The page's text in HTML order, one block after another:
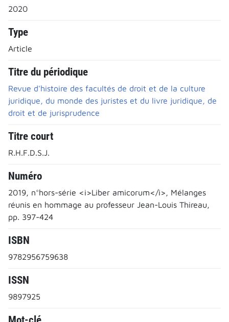
2020
Type
Article
Titre du périodique
Revue d'histoire des facultés de droit et de la culture
juridique, du monde des juristes et du livre juridique, de
droit et de jurisprudence
Titre court
R.H.F.D.S.J.
Numéro
2019, n°hors-série <i>Liber amicorum</i>, Mélanges
réunis en hommage au professeur Jean-Louis Thireau,
pp. 397-424
ISBN
9782956759638
ISSN
9897925